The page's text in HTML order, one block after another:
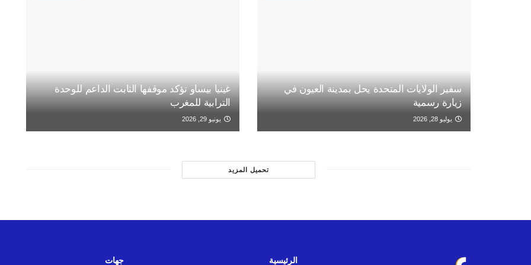
سفير الولايات المتحدة يحل بمدينة العيون في
زيارة رسمية
يوليو 28, 2026
غينيا بيساو تؤكد موقفها الثابت الداعم للوحدة
الترابية للمغرب
يونيو 29, 2026
تحميل المزيد
الرئيسية جهات